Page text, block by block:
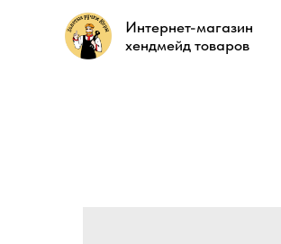
Интернет-магазин
хендмейд товаров
Интернет-магазин
хендмейд товаров